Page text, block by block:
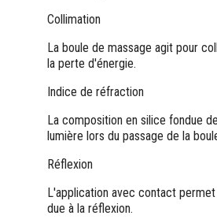
Collimation
La boule de massage agit pour
la perte d'énergie.
Indice de réfraction
La composition en silice fondue
lumière lors du passage de la
Réflexion
L'application avec contact
due à la réflexion.